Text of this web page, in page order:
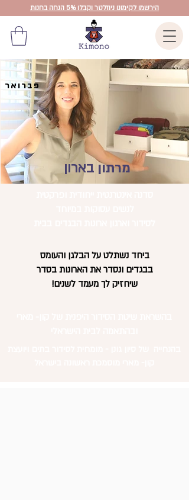
הירשמו לקימונו ניוזלטר וקבלו 5% הנחה בחנות
פברואר
5
מרתוןבארון
ביחד נשתלט על הבלגן והעומס
בבגדיםונסדר את הארונות בסדר
שיחזיק לך מעמד לשנים!